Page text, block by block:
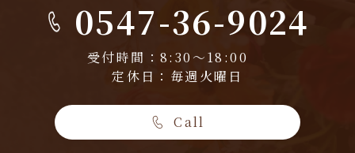
0547-36-9024
受付時間：8:30～18:00
定休日：毎週火曜日
Call